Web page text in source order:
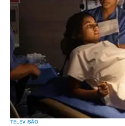
TELEVISÃO